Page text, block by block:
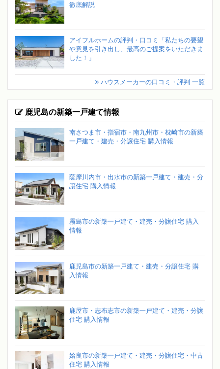
徹底解説
アイフルホームの評判・口コミ「私たちの要望
や意見を引き出し、最高のご提案をいただきま
した！」
ハウスメーカーの口コミ・評判 一覧
鹿児島の新築一戸建て情報
南さつま市・指宿市・南九州市・枕崎市の新築
一戸建て・建売・分譲住宅 購入情報
薩摩川内市・出水市の新築一戸建て・建売・分
譲住宅 購入情報
霧島市の新築一戸建て・建売・分譲住宅 購入
情報
鹿児島市の新築一戸建て・建売・分譲住宅 購
入情報
鹿屋市・志布志市の新築一戸建て・建売・分譲
住宅 購入情報
姶良市の新築一戸建て・建売・分譲住宅・中古
住宅 購入情報